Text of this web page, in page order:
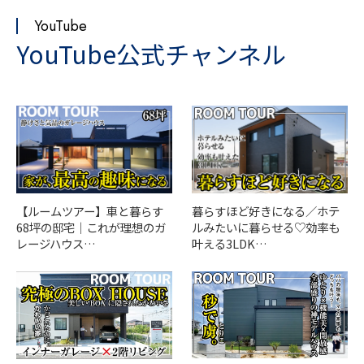
YouTube
YouTube公式チャンネル
【ルームツアー】車と暮らす
68坪の邸宅｜これが理想のガ
レージハウス…
暮らすほど好きになる／ホテ
ルみたいに暮らせる♡効率も
叶える3LDK…